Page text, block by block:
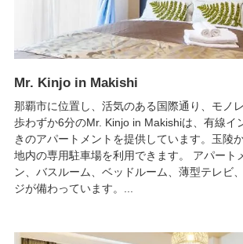
Mr. Kinjo in Makishi
那覇市に位置し、活気のある国際通り、モノ
歩わずか6分のMr. Kinjo in Makishiは、有線イ
きのアパートメントを提供しています。玉陵
地内の専用駐車場を利用できます。 アパート
ン、バスルーム、ベッドルーム、薄型テレビ
ジが備わっています。...